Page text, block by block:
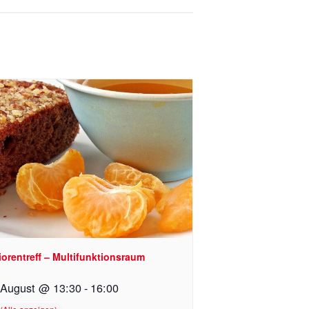
– Multifunktionsraum
@ 13:30- 16:00